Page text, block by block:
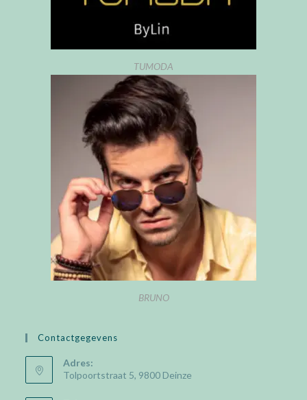
TUMODA
BRUNO
Contactgegevens
Adres:
Tolpoortstraat 5, 9800 Deinze